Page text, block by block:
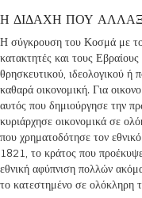
Η ΔΙΔΑΧΗ ΠΟΥ
Η σύγκρουση του Κοσμά με
κατακτητές και τους
θρησκευτικού, ιδεολογικού
καθαρά οικονομική. Για
αυτός που δημιούργησε την
κυριάρχησε οικονομικά σε
που χρηματοδότησε τον
1821, το κράτος που
εθνική αφύπνιση πολλών
το κατεστημένο σε ολόκληρη